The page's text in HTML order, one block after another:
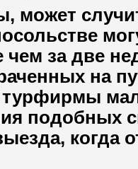
может
за две
на
турфирмы
подобных
когда